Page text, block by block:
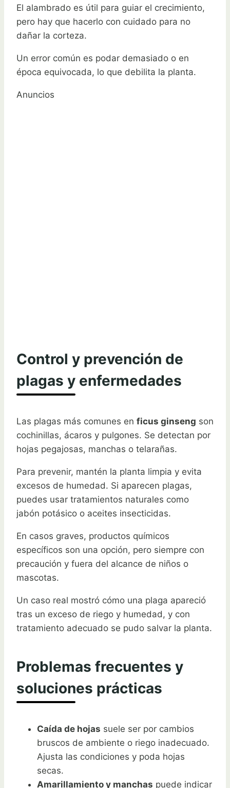
El alambrado es útil para guiar el crecimiento,
pero hay que hacerlo con cuidado para no
dañar la corteza.
Un error común es podar demasiado o en
época equivocada, lo que debilita la planta.
Anuncios
Control y prevención de
plagas y enfermedades
Las plagas más comunes en ficus ginseng son
cochinillas, ácaros y pulgones. Se detectan por
hojas pegajosas, manchas o telarañas.
Para prevenir, mantén la planta limpia y evita
excesos de humedad. Si aparecen plagas,
puedes usar tratamientos naturales como
jabón potásico o aceites insecticidas.
En casos graves, productos químicos
específicos son una opción, pero siempre con
precaución y fuera del alcance de niños o
mascotas.
Un caso real mostró cómo una plaga apareció
tras un exceso de riego y humedad, y con
tratamiento adecuado se pudo salvar la planta.
Problemas frecuentes y
soluciones prácticas
Caída de hojas suele ser por cambios
bruscos de ambiente o riego inadecuado.
Ajusta las condiciones y poda hojas
secas.
Amarillamiento y manchas puede indicar